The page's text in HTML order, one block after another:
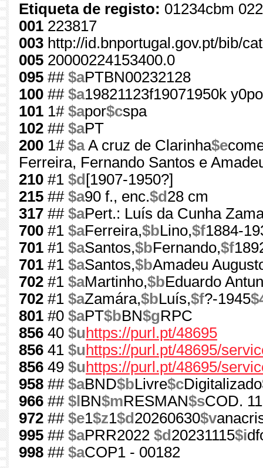
Etiqueta de registo: 01234cbm
001 223817
003 http://id.bnportugal.gov.pt/bib/
005 20000224153400.0
095 ## $aPTBN00232128
100 ## $a19821123f19071950k
101 1# $apor$cspa
102 ## $aPT
200 1# $aA cruz de Clarinha$e
Ferreira, Fernando Santos e
210 #1 $d [1907-1950?]
215 ## $a90 f., enc.$d 28 cm
317 ## $aPert.: Luís da Cunha
700 #1 $aFerreira,$bLino,$f1884-
701 #1 $aSantos,$bFernando,$f
701 #1 $aSantos,$bAmadeu
702 #1 $aMartinho,$bEduardo
702 #1 $aZamára,$bLuís,$f?-1945
801 #0 $aPT$bBN$gRPC
856 40 $u https://purl.pt/48695
856 41 $u https://purl.pt/48695/
856 49 $u https://purl.pt/48695/
958 ## $aBND$bLivre$cDigitalizado
966 ## $l BN$mRESMAN$sCOD.
972 ## $e1$z1$d 20260630$v
995 ## $aPRR2022 $d 20231115$i
998 ## $aCOP1 - 00182